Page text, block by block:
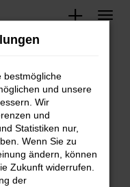
helfen können:
deine
bestmögliche
und unsere
Wir
und
Statistiken nur,
Wenn Sie zu
ändern, können
Zukunft widerrufen.
der